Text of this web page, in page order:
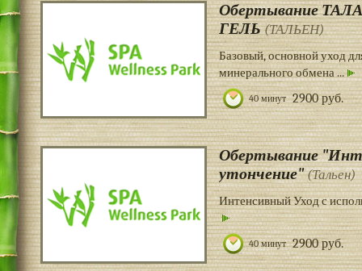
Обертывание
ГЕЛЬ(ТАЛЬЕН)
Базовый, основной уход
минерального обмена ...
40 минут 2900 руб.
Обертывание
утончение"(Тальен)
Интенсивный Уход с
40 минут 2900 руб.